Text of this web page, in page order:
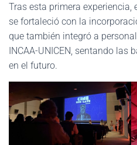
Tras esta primera
se fortaleció con la
que también integró a
INCAA-UNICEN, sentando las
en el futuro.